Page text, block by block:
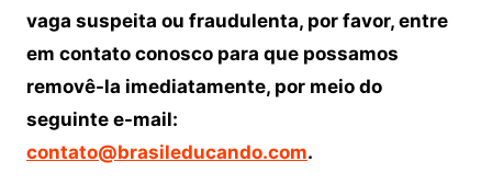
vaga suspeita ou fraudulenta, por favor, entre
em contato conosco para que possamos
removê-la imediatamente, por meio do
seguinte e-mail:
contato@brasileducando.com.